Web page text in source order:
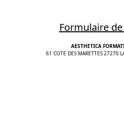
Formulaire
AESTHETICA
61 COTE DES MARETTES 27270